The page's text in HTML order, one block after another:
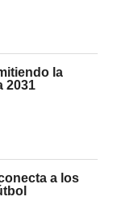
la
2031
a los